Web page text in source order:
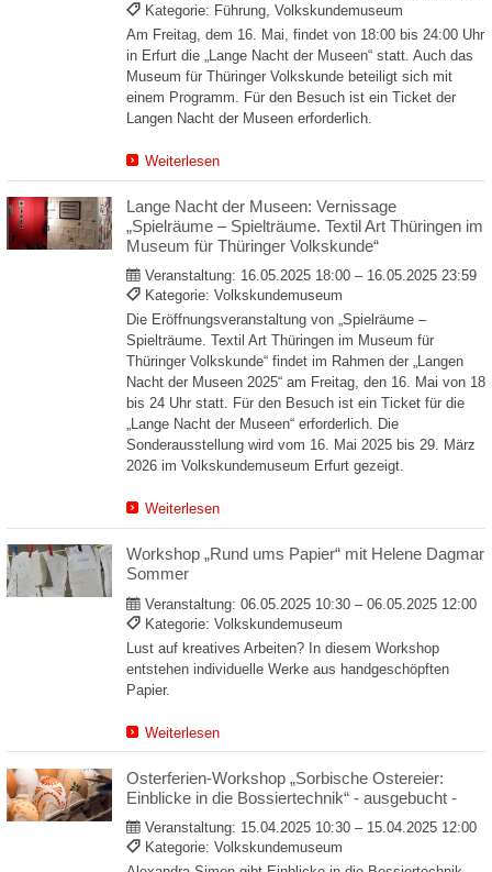
Kategorie: Führung, Volkskundemuseum
Am Freitag, dem 16. Mai, findet von 18:00 bis 24:00 Uhr
in Erfurt die „Lange Nacht der Museen“ statt. Auch das
Museum für Thüringer Volkskunde beteiligt sich mit
einem Programm. Für den Besuch ist ein Ticket der
Langen Nacht der Museen erforderlich.
Weiterlesen
Lange Nacht der Museen: Vernissage
„Spielräume – Spielträume. Textil Art Thüringen im
Museum für Thüringer Volkskunde“
Veranstaltung: 16.05.2025 18:00 – 16.05.2025 23:59
Kategorie: Volkskundemuseum
Die Eröffnungsveranstaltung von „Spielräume –
Spielträume. Textil Art Thüringen im Museum für
Thüringer Volkskunde“ findet im Rahmen der „Langen
Nacht der Museen 2025“ am Freitag, den 16. Mai von 18
bis 24 Uhr statt. Für den Besuch ist ein Ticket für die
„Lange Nacht der Museen“ erforderlich. Die
Sonderausstellung wird vom 16. Mai 2025 bis 29. März
2026 im Volkskundemuseum Erfurt gezeigt.
Weiterlesen
Workshop „Rund ums Papier“ mit Helene Dagmar
Sommer
Veranstaltung: 06.05.2025 10:30 – 06.05.2025 12:00
Kategorie: Volkskundemuseum
Lust auf kreatives Arbeiten? In diesem Workshop
entstehen individuelle Werke aus handgeschöpften
Papier.
Weiterlesen
Osterferien-Workshop „Sorbische Ostereier:
Einblicke in die Bossiertechnik“ - ausgebucht -
Veranstaltung: 15.04.2025 10:30 – 15.04.2025 12:00
Kategorie: Volkskundemuseum